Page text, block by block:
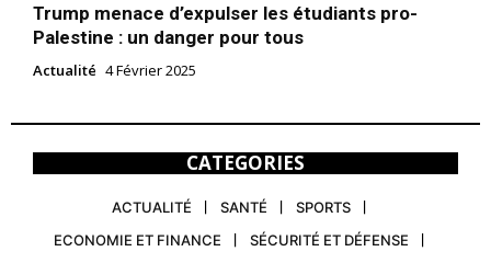
Trump menace d’expulser les étudiants pro-
Palestine : un danger pour tous
Actualité 4 Février 2025
CATEGORIES
ACTUALITÉ SANTÉ
SPORTS
ECONOMIE ET FINANCE
SÉCURITÉ ET DÉFENSE